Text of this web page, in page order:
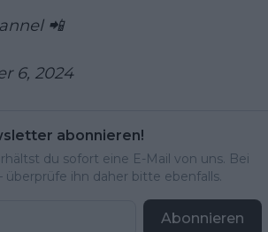
📲
6, 2024
abonnieren!
du sofort eine E-Mail von uns. Bei
ihn daher bitte ebenfalls.
Abonnieren